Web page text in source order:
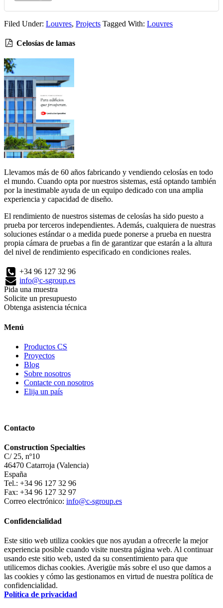
Filed Under: Louvres, Projects Tagged With: Louvres
Celosías de lamas
Llevamos más de 60 años fabricando y vendiendo celosías en todo
el mundo. Cuando opta por nuestros sistemas, está optando también
por la inestimable ayuda de un equipo dedicado con una amplia
experiencia y capacidad de diseño.
El rendimiento de nuestros sistemas de celosías ha sido puesto a
prueba por terceros independientes. Además, cualquiera de nuestras
soluciones estándar o a medida puede ponerse a prueba en nuestra
propia cámara de pruebas a fin de garantizar que estarán a la altura
del nivel de rendimiento especificado en condiciones reales.
+34 96 127 32 96
info@c-sgroup.es
Pida una muestra
Solicite un presupuesto
Obtenga asistencia técnica
Menú
Productos CS
Proyectos
Blog
Sobre nosotros
Contacte con nosotros
Elija un país
Contacto
Construction Specialties
C/ 25, nº10
46470 Catarroja (Valencia)
España
Tel.: +34 96 127 32 96
Fax: +34 96 127 32 97
Correo electrónico: info@c-sgroup.es
Confidencialidad
Este sitio web utiliza cookies que nos ayudan a ofrecerle la mejor
experiencia posible cuando visite nuestra página web. Al continuar
usando este sitio web, usted da su consentimiento para que
utilicemos dichas cookies. Averigüe más sobre el uso que damos a
las cookies y cómo las gestionamos en virtud de nuestra política de
confidencialidad.
Política de privacidad